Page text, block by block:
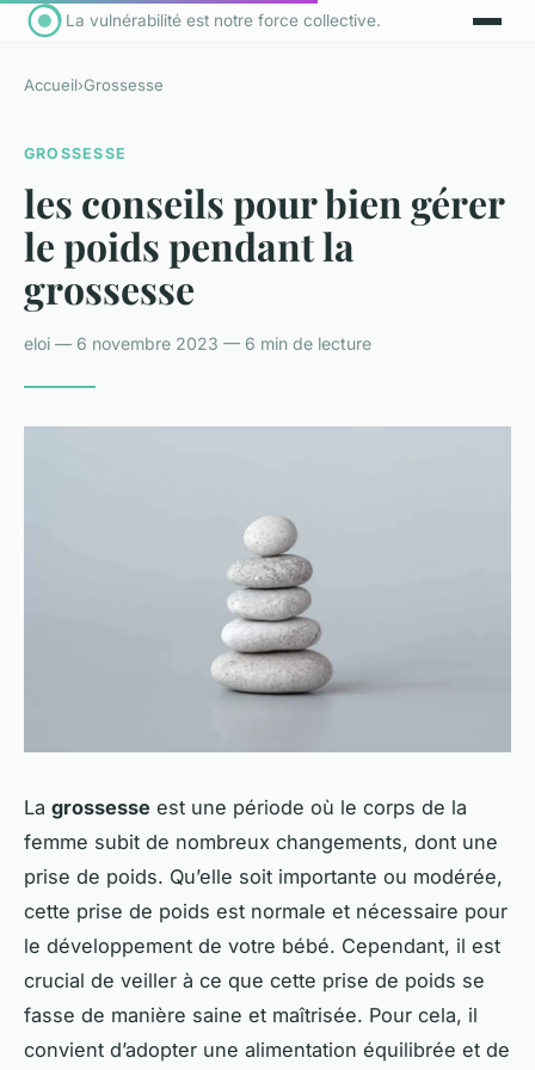
La vulnérabilité est notre force collective.
Accueil›Grossesse
GROSSESSE
les conseils pour bien gérer
le poids pendant la
grossesse
eloi — 6 novembre 2023 — 6 min de lecture
La grossesse est une période où le corps de la
femme subit de nombreux changements, dont une
prise de poids. Qu’elle soit importante ou modérée,
cette prise de poids est normale et nécessaire pour
le développement de votre bébé. Cependant, il est
crucial de veiller à ce que cette prise de poids se
fasse de manière saine et maîtrisée. Pour cela, il
convient d’adopter une alimentation équilibrée et de